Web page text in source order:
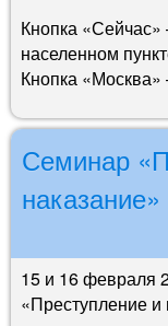
Кнопка
населенном
Кнопка
Семинар
наказание»
15 и 16 февраля
«Преступление и